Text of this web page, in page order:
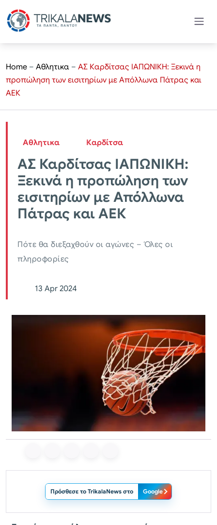
Home – Αθλητικα – ΑΣ Καρδίτσας ΙΑΠΩΝΙΚΗ: Ξεκινά η
προπώληση των εισιτηρίων με Απόλλωνα Πάτρας και
ΑΕΚ
Αθλητικα Καρδίτσα
ΑΣ Καρδίτσας ΙΑΠΩΝΙΚΗ:
Ξεκινά η προπώληση των
εισιτηρίων με Απόλλωνα
Πάτρας και ΑΕΚ
Πότε θα διεξαχθούν οι αγώνες – Όλες οι
πληροφορίες
13 Apr 2024
Πρόσθεσε το TrikalaNews στο Google